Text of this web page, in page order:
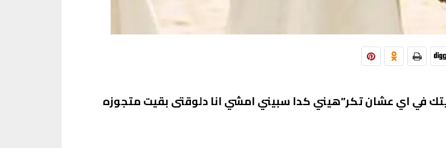
في اي عشان تكر”هيني كدا سبيني امشي انا دلوقتى بقيت متجوزه